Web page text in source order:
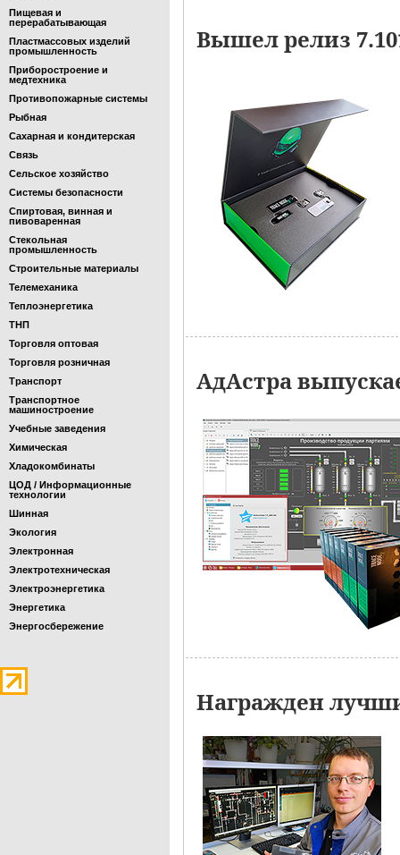
Пищевая и
перерабатывающая
Пластмассовых изделий
промышленность
Приборостроение и
медтехника
Противопожарные системы
Рыбная
Сахарная и кондитерская
Связь
Сельское хозяйство
Системы безопасности
Спиртовая, винная и
пивоваренная
Стекольная
промышленность
Строительные материалы
Телемеханика
Теплоэнергетика
ТНП
Торговля оптовая
Торговля розничная
Транспорт
Транспортное
машиностроение
Учебные заведения
Химическая
Хладокомбинаты
ЦОД / Информационные
технологии
Шинная
Экология
Электронная
Электротехническая
Электроэнергетика
Энергетика
Энергосбережение
Вышел релиз
АдАстра
Награжден